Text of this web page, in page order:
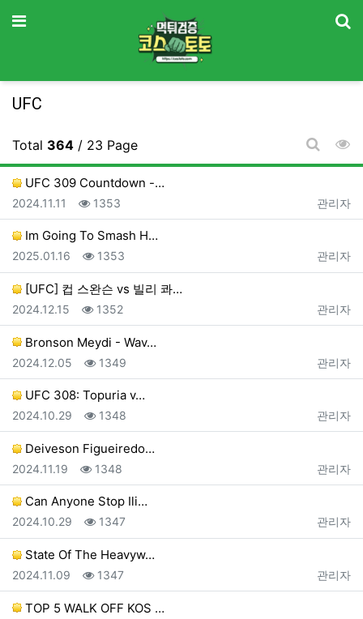
메뉴
UFC
Total 364 / 23 Page
게시판
UFC 309 Countdown -…
등록자
관리자
등록일
2024.11.11 조회
1353
Im Going To Smash H…
등록자
관리자
등록일
2025.01.16 조회
1353
[UFC] 컵 스완슨 vs 빌리 콰…
등록자
관리자
등록일
2024.12.15 조회
1352
Bronson Meydi - Wav…
등록자
관리자
등록일
2024.12.05 조회
1349
UFC 308: Topuria v…
등록자
관리자
등록일
2024.10.29 조회
1348
Deiveson Figueiredo…
등록자
관리자
등록일
2024.11.19 조회
1348
Can Anyone Stop Ili…
등록자
관리자
등록일
2024.10.29 조회
1347
State Of The Heavyw…
등록자
관리자
등록일
2024.11.09 조회
1347
TOP 5 WALK OFF KOS …